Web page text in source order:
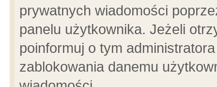
prywatnych wiadomości
panelu użytkownika. Jeżeli
poinformuj o tym
zablokowania danemu